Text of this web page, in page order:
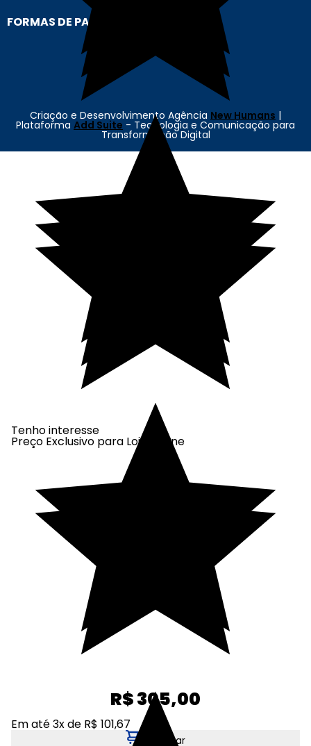
Tenho interesse
Preço Exclusivo para Loja Online
R$ 305,00
Em até 3x de R$ 101,67
Adicionar
FORMAS DE PAGAMENTO
Criação e Desenvolvimento Agência New Humans |
Plataforma Add Suite - Tecnologia e Comunicação para
Transformação Digital